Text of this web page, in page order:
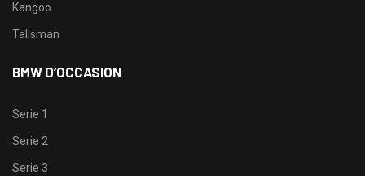
Kangoo
Talisman
BMW D’OCCASION
Serie 1
Serie 2
Serie 3